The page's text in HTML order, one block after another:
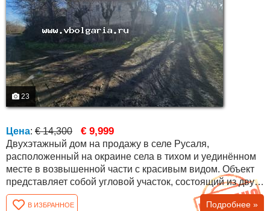
23
Цена: € 14,300 € 9,999
Двухэтажный дом на продажу в селе Русаля,
расположенный на окраине села в тихом и уединённом
месте в возвышенной части с красивым видом. Объект
представляет собой угловой участок, состоящий из двух
отдельных участков, граничащих друг с другом — один
площадью 700 кв.м, второй 450 кв.м. На участке
В ИЗБРАННОЕ Подробнее »